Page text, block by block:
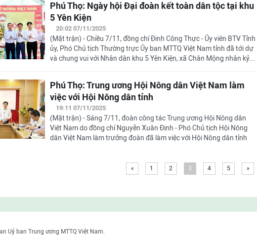
Phú Thọ: Ngày hội Đại đoàn kết toàn dân tộc tại khu
5 Yên Kiện
20:02 07/11/2025
(Mặt trận) - Chiều 7/11, đồng chí Đinh Công Thực - Ủy viên BTV Tỉnh
ủy, Phó Chủ tịch Thường trực Ủy ban MTTQ Việt Nam tỉnh đã tới dự
và chung vui với Nhân dân khu 5 Yên Kiện, xã Chân Mộng nhân kỷ...
Phú Thọ: Trung ương Hội Nông dân Việt Nam làm
việc với Hội Nông dân tỉnh
19:11 07/11/2025
(Mặt trận) - Sáng 7/11, đoàn công tác Trung ương Hội Nông dân
Việt Nam do đồng chí Nguyễn Xuân Định - Phó Chủ tịch Hội Nông
dân Việt Nam làm trưởng đoàn đã làm việc với Hội Nông dân tỉnh
« 1 2 3 4 5 »
Uỷ ban Trung ương MTTQ Việt Nam.